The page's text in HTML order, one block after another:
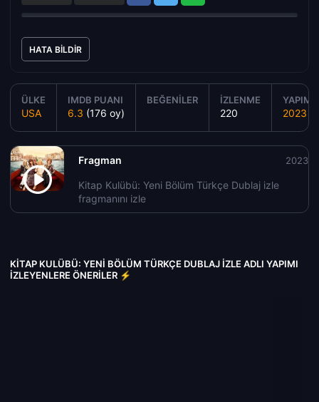
HATA BILDIR
ÜLKE
USA
IMDB PUANI
6.3 (176 oy)
BEĞENILER İZLENME
220
YAPIM
2023
Fragman
Kitap Kulübü: Yeni Bölüm Türkçe Dublaj izle
fragmanını izle
2023
KITAP KULÜBÜ: YENI BÖLÜM TÜRKÇE DUBLAJ IZLE ADLI YAPIMI
İZLEYENLERE ÖNERILER ⚡